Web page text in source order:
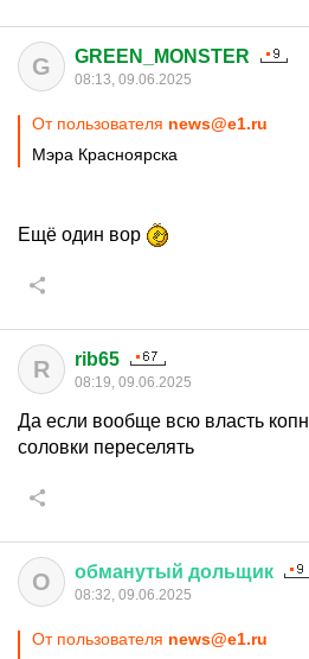
G GREEN_MONSTER
08:13, 09.06.2025
От пользователя news@e1.ru
Мэра Красноярска
Ещё один вор
R rib65
08:19, 09.06.2025
Да если вообще всю власть
соловки переселять
О обманутый дольщик
08:32, 09.06.2025
От пользователя news@e1.ru